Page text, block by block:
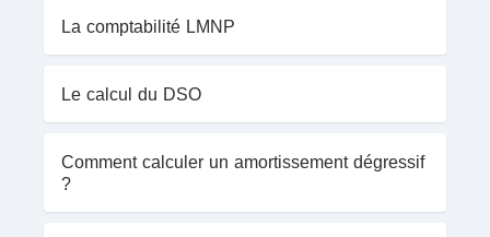
La comptabilité LMNP
Le calcul du DSO
Comment calculer un amortissement dégressif
?